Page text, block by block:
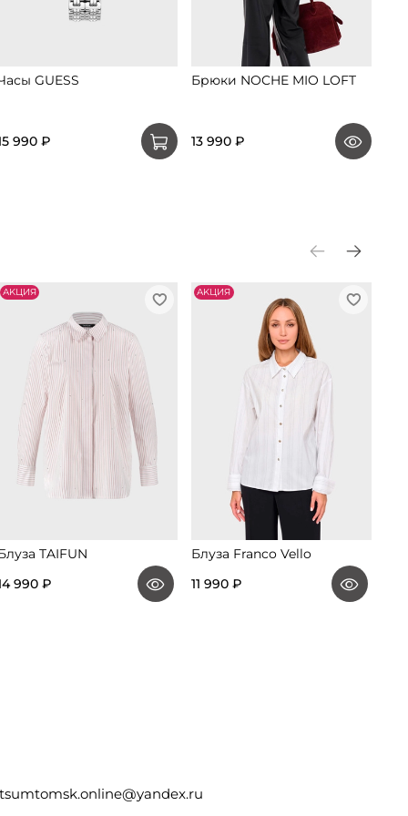
GUESS
990 ₽
Брюки NOCHE MIO LOFT
13 990 ₽
АKЦИЯ
TAIFUN
990 ₽
АKЦИЯ
Блуза Franco Vello
11 990 ₽
tsumtomsk.online@yandex.ru